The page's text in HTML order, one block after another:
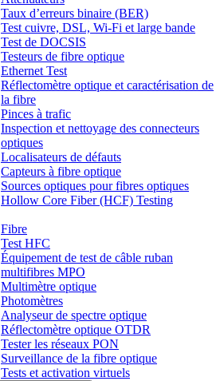
Taux d’erreurs binaire (BER)
Test cuivre, DSL, Wi-Fi et large bande
Test de DOCSIS
Testeurs de fibre optique
Ethernet Test
Réflectomètre optique et caractérisation de
la fibre
Pinces à trafic
Inspection et nettoyage des connecteurs
optiques
Localisateurs de défauts
Capteurs à fibre optique
Sources optiques pour fibres optiques
Hollow Core Fiber (HCF) Testing
Fibre
Test HFC
Équipement de test de câble ruban
multifibres MPO
Multimètre optique
Photomètres
Analyseur de spectre optique
Réflectomètre optique OTDR
Tester les réseaux PON
Surveillance de la fibre optique
Tests et activation virtuels